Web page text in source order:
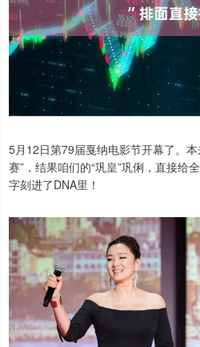
5月12日第79届戛纳电影节开幕了。
赛”，结果咱们的“巩皇”巩俐，直接给
字刻进了DNA里！